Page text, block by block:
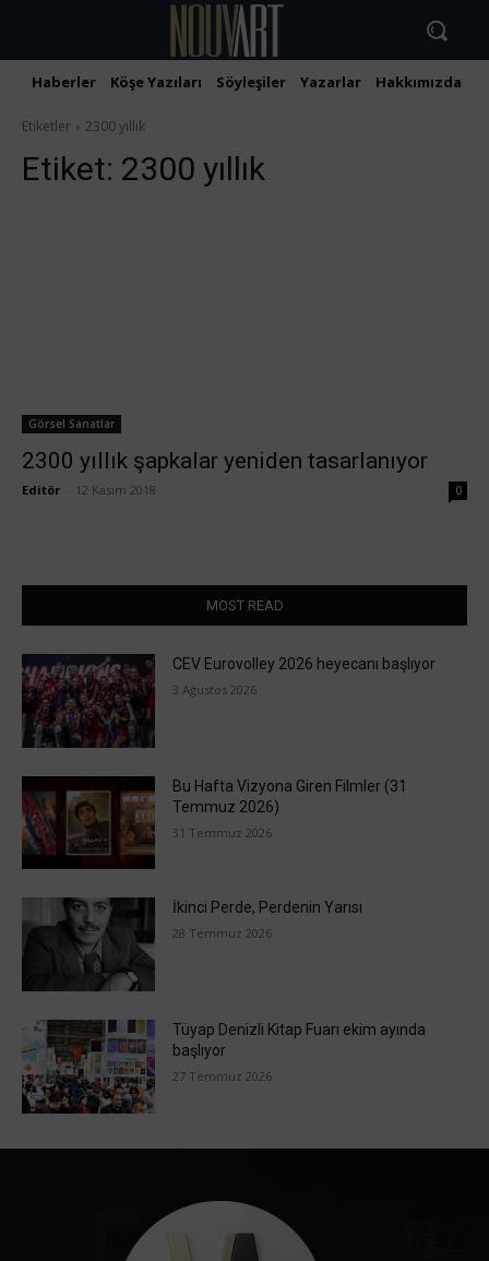
Haberler Köşe Yazıları Söyleşiler Yazarlar Hakkımızda
Etiketler 2300 yıllık
Etiket: 2300 yıllık
Görsel Sanatlar
2300 yıllık şapkalar yeniden tasarlanıyor
Editör 12 Kasım 2018 0
MOST READ
CEV Eurovolley 2026 heyecanı başlıyor
3 Ağustos 2026
Bu Hafta Vizyona Giren Filmler (31
Temmuz 2026)
31 Temmuz 2026
İkinci Perde, Perdenin Yarısı
28 Temmuz 2026
Tüyap Denizli Kitap Fuarı ekim ayında
başlıyor
27 Temmuz 2026